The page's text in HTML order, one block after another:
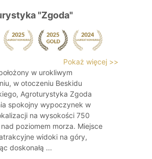
"Zgoda"
Pokaż więcej >>
w urokliwym
w otoczeniu Beskidu
Agroturystyka Zgoda
spokojny wypoczynek w
na wysokości 750
poziomem morza. Miejsce
widoki na góry,
doskonałą ...